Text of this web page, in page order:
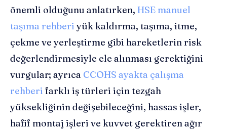
önemli olduğunu anlatırken, HSE manuel
taşıma rehberiyük kaldırma, taşıma, itme,
çekme ve yerleştirme gibi hareketlerin risk
değerlendirmesiyle ele alınması gerektiğini
vurgular; ayrıca CCOHS ayakta çalışma
rehberi farklı iş türleri için tezgah
yüksekliğinin değişebileceğini, hassas işler,
hafif montaj işleri ve kuvvet gerektiren ağır